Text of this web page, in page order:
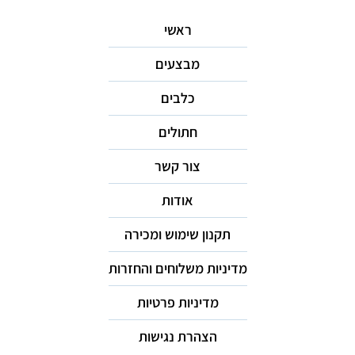
ראשי
מבצעים
כלבים
חתולים
צור קשר
אודות
תקנון שימוש ומכירה
מדיניות משלוחים והחזרות
מדיניות פרטיות
הצהרת נגישות